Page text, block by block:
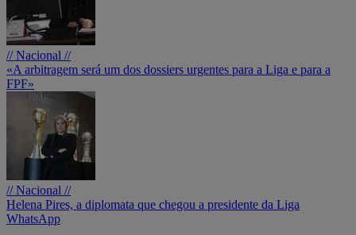
// Nacional //
«A arbitragem será um dos dossiers urgentes para a Liga e para a
FPF»
// Nacional //
Helena Pires, a diplomata que chegou a presidente da Liga
WhatsApp